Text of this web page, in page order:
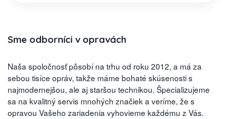
Sme odborníci v opravách
Naša spoločnosť pôsobí na trhu od roku 2012, a má za
sebou tisíce opráv, takže máme bohaté skúsenosti s
najmodernejšou, ale aj staršou technikou. Špecializujeme
sa na kvalitný servis mnohých značiek a veríme, že s
opravou Vašeho zariadenia vyhovieme každému z Vás.